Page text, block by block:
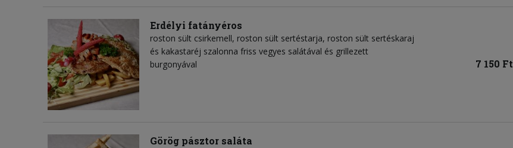
Erdélyi fatányéros
roston sült csirkemell, roston sült sertéstarja, roston sült sertéskaraj
és kakastaréj szalonna friss vegyes salátával és grillezett
burgonyával
7 150 Ft
Görög pásztor saláta